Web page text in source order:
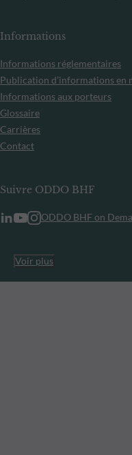
Informations
Informations réglementaires
Publication d’informations en
Informations aux porteurs
Glossaire
Carrières
Contact
Suivre ODDO BHF
ODDO BHF on
Voir plus